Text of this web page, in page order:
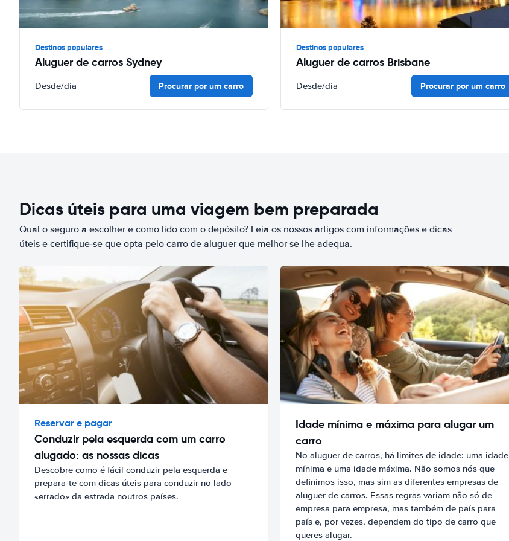
Destinos populares
Aluguer de carros Sydney
Desde/dia Procurar por um carro
Destinos populares
Aluguer de carros Brisbane
Desde/dia Procurar por um carro
Dicas úteis para uma viagem bem preparada
Qual o seguro a escolher e como lido com o depósito? Leia os nossos artigos com informações e dicas
úteis e certifique-se que opta pelo carro de aluguer que melhor se lhe adequa.
Reservar e pagar
Conduzir pela esquerda com um carro
alugado: as nossas dicas
Descobre como é fácil conduzir pela esquerda e
prepara-te com dicas úteis para conduzir no lado
«errado» da estrada noutros países.
Idade mínima e máxima para alugar um
carro
No aluguer de carros, há limites de idade: uma idade
mínima e uma idade máxima. Não somos nós que
definimos isso, mas sim as diferentes empresas de
aluguer de carros. Essas regras variam não só de
empresa para empresa, mas também de país para
país e, por vezes, dependem do tipo de carro que
queres alugar.